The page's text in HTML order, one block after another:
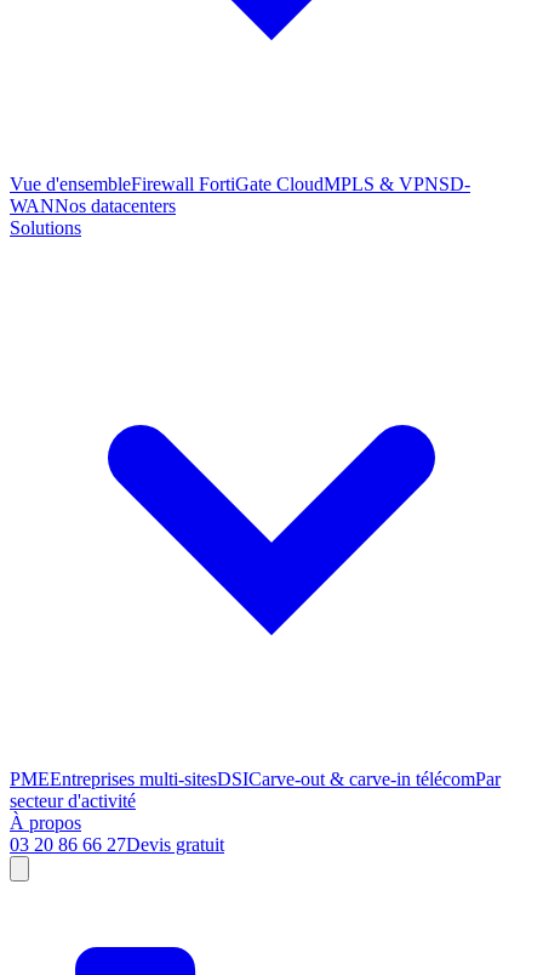
Vue d'ensembleFirewall FortiGate CloudMPLS & VPNSD-
WANNos datacenters
Solutions
PMEEntreprises multi-sitesDSICarve-out & carve-in télécomPar
secteur d'activité
À propos
03 20 86 66 27Devis gratuit